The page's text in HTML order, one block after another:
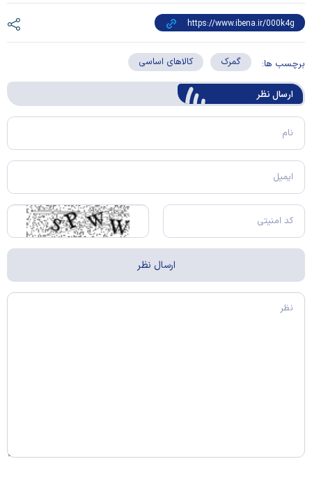
برچسب ها: گمرک کالاهای اساسی
ارسال‌ نظر